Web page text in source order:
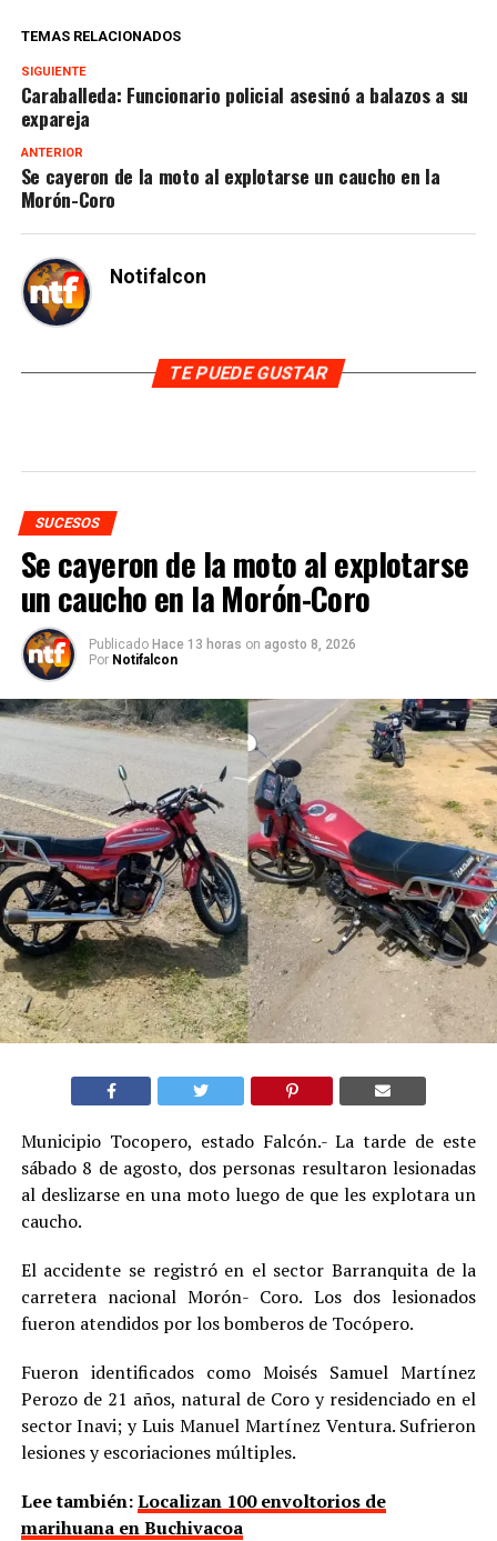
TEMAS RELACIONADOS
SIGUIENTE
Caraballeda: Funcionario policial asesinó a balazos a su
expareja
ANTERIOR
Se cayeron de la moto al explotarse un caucho en la
Morón-Coro
Notifalcon
TE PUEDE GUSTAR
SUCESOS
Se cayeron de la moto al explotarse
un caucho en la Morón-Coro
Publicado Hace 13 horas on agosto 8, 2026
Por Notifalcon
Municipio Tocopero, estado Falcón.- La tarde de este
sábado 8 de agosto, dos personas resultaron lesionadas
al deslizarse en una moto luego de que les explotara un
caucho.
El accidente se registró en el sector Barranquita de la
carretera nacional Morón- Coro. Los dos lesionados
fueron atendidos por los bomberos de Tocópero.
Fueron identificados como Moisés Samuel Martínez
Perozo de 21 años, natural de Coro y residenciado en el
sector Inavi; y Luis Manuel Martínez Ventura. Sufrieron
lesiones y escoriaciones múltiples.
Lee también:Localizan 100 envoltorios de
marihuana en Buchivacoa